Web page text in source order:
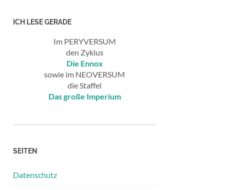
ICH LESE GERADE
Im PERYVERSUM
den Zyklus
Die Ennox
sowie im NEOVERSUM
die Staffel
Das große Imperium
SEITEN
Datenschutz